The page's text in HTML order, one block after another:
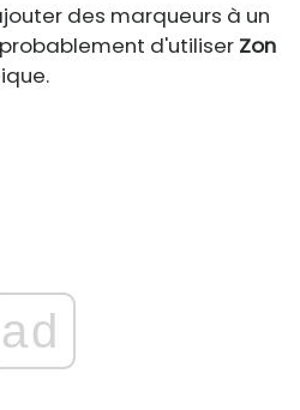
des marqueurs à un
d'utiliser Zon
ad